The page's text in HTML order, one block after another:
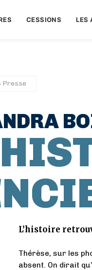
CESSIONS LES
Presse
L’histoire
Thérèse, sur les
absent. On dirait